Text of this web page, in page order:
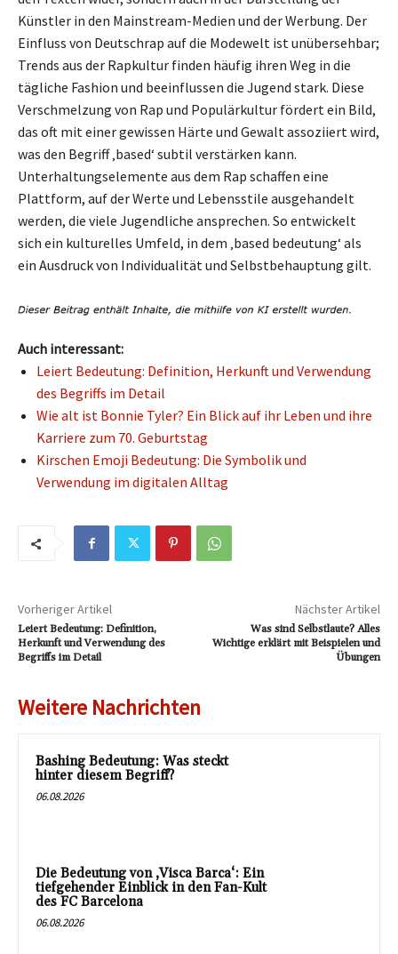
Künstler in den Mainstream-Medien und der Werbung. Der
Einfluss von Deutschrap auf die Modewelt ist unübersehbar;
Trends aus der Rapkultur finden häufig ihren Weg in die
tägliche Fashion und beeinflussen die Jugend stark. Diese
Verschmelzung von Rap und Populärkultur fördert ein Bild,
das oft mit einer gewissen Härte und Gewalt assoziiert wird,
was den Begriff ‚based‘ subtil verstärken kann.
Unterhaltungselemente aus dem Rap schaffen eine
Plattform, auf der Werte und Lebensstile ausgehandelt
werden, die viele Jugendliche ansprechen. So entwickelt
sich ein kulturelles Umfeld, in dem ‚based bedeutung‘ als
ein Ausdruck von Individualität und Selbstbehauptung gilt.
Auch interessant:
Leiert Bedeutung: Definition, Herkunft und Verwendung
des Begriffs im Detail
Wie alt ist Bonnie Tyler? Ein Blick auf ihr Leben und ihre
Karriere zum 70. Geburtstag
Kirschen Emoji Bedeutung: Die Symbolik und
Verwendung im digitalen Alltag
Vorheriger Artikel
Leiert Bedeutung: Definition,
Herkunft und Verwendung des
Begriffs im Detail
Nächster Artikel
Was sind Selbstlaute? Alles
Wichtige erklärt mit Beispielen und
Übungen
Weitere Nachrichten
Bashing Bedeutung: Was steckt
hinter diesem Begriff?
06.08.2026
Die Bedeutung von ‚Visca Barca‘: Ein
tiefgehender Einblick in den Fan-Kult
des FC Barcelona
06.08.2026